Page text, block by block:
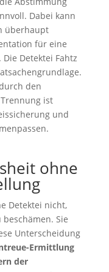
Dabei kann
überhaupt
für eine
Detektei Fahtz
den
ist
und
ohne
Detektei nicht,
Sie
Unterscheidung
Ermittlung
der